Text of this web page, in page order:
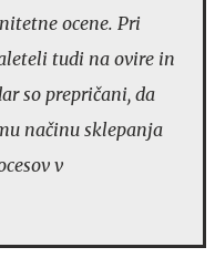
ocene. Pri
tudi na ovire in
so prepričani, da
načinu sklepanja
v